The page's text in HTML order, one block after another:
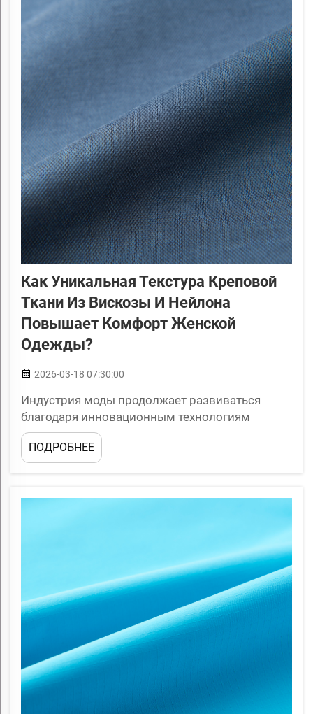
Как Уникальная Текстура Креповой
Ткани Из Вискозы И Нейлона
Повышает Комфорт Женской
Одежды?
2026-03-18 07:30:00
Индустрия моды продолжает развиваться
благодаря инновационным технологиям
производства тканей, которые одинаково
уделяют внимание комфорту и стилю. Среди
этих достижений креп из вискозы и нейлона
преобразующий опыт ношения женской
ПОДРОБНЕЕ